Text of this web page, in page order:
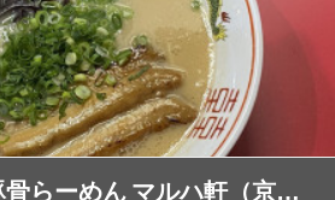
骨らーめん マルハ軒（京…